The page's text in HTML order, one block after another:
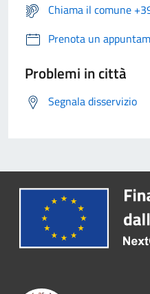
Chiama il comune
Prenota un
Problemi in città
Segnala disservizio